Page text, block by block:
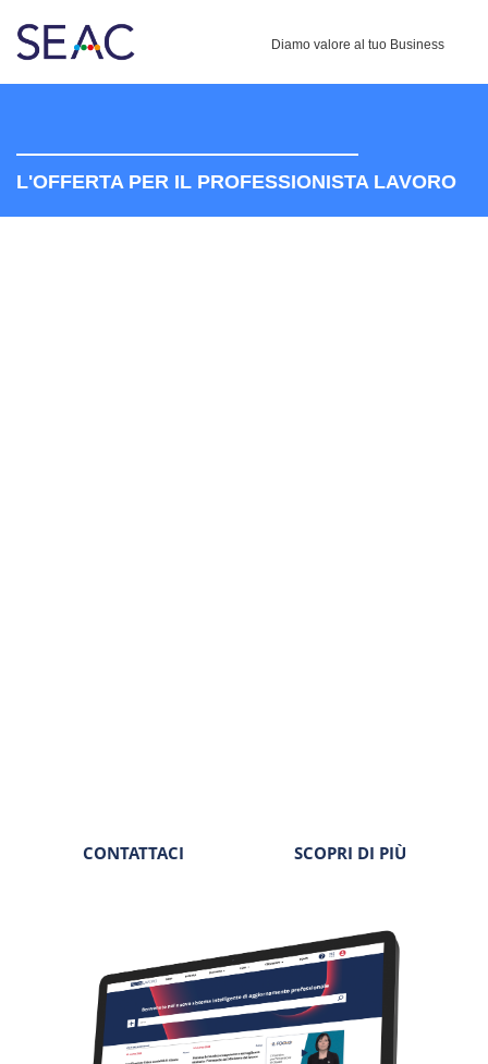
Diamo valore al tuo Business
L'OFFERTA PER IL PROFESSIONISTA LAVORO
CONTATTACI SCOPRI DI PIÙ